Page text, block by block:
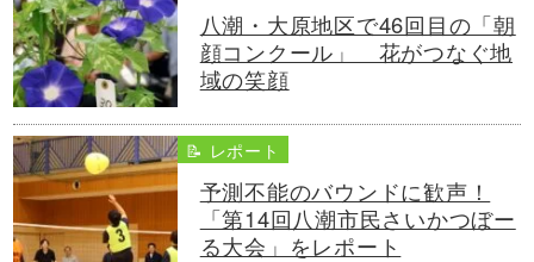
八潮・大原地区で46回目の「朝
顔コンクール」 花がつなぐ地
域の笑顔
📝 レポート
予測不能のバウンドに歓声！
「第14回八潮市民さいかつぼー
る大会」をレポート